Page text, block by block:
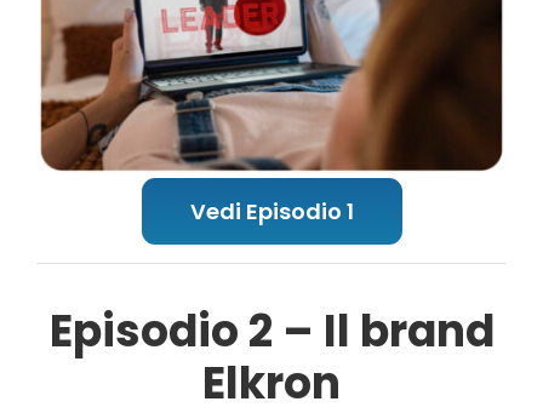
Vedi Episodio 1
Episodio 2 – Il brand
Elkron